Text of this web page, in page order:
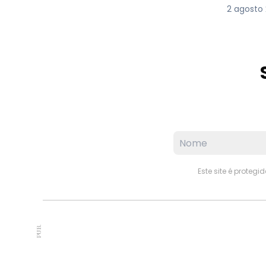
2 agosto
Este site é
PUB.